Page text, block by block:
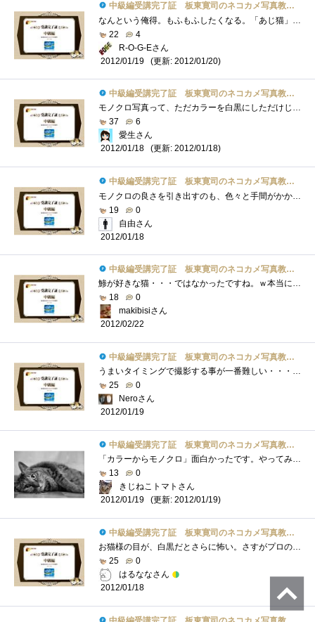
中級編受講完了証 板東寛司のネコカメ写真教室パート2
なんという俺得。もふもふしたくなる。「あじ猫」か…。猫飼ってない、猫カフェもないので無理だったなぁ(´ﾟ'ωﾟ`)ｼｮﾎﾞｰﾝというわ�...
22
4
R-O-G-Eさん
2012/01/19
(更新: 2012/01/20)
中級編受講完了証 板東寛司のネコカメ写真教室パート2
モノクロ写真って、ただカラーを白黒にしただけじゃなく、色々と調整してふわふわにしてるんですね。LightRoom3でモノクロ化してるけど・・・PSE1...
37
6
愛生さん
2012/01/18
(更新: 2012/01/18)
中級編受講完了証 板東寛司のネコカメ写真教室パート2
モノクロの良さを引き出すのも、色々と手間がかかるんだな～デジカメのモノクロモードで撮影した場合と比較して実施に仕上がりに差が出るの�...
19
0
自由さん
2012/01/18
中級編受講完了証 板東寛司のネコカメ写真教室パート2
鯵が好きな猫・・・ではなかったですね。ｗ本当に、いろいろな表情が見れて癒されます。＾＾モノクロの写真も、とってもいいですね！
18
0
makibisiさん
2012/02/22
中級編受講完了証 板東寛司のネコカメ写真教室パート2
うまいタイミングで撮影する事が一番難しい・・・＞＜お金を気にせず撮影できるデジカメ時代より前は大変だったろうな・・・。
25
0
Neroさん
2012/01/19
中級編受講完了証 板東寛司のネコカメ写真教室パート2
「カラーからモノクロ」面白かったです。やってみたい。「スライドの再生時間は3秒前後・枚数は10枚から30枚程度」こういう具体的なアドバイス...
13
0
きじねこトマトさん
2012/01/19
(更新: 2012/01/19)
中級編受講完了証 板東寛司のネコカメ写真教室パート2
お猫様の目が、白黒だとさらに怖い。さすがプロの写真です。（白黒は非常に冷たいイメージ）最後のにこやかな（眠そうな）目は、好きです。
25
0
はるななさん
2012/01/18